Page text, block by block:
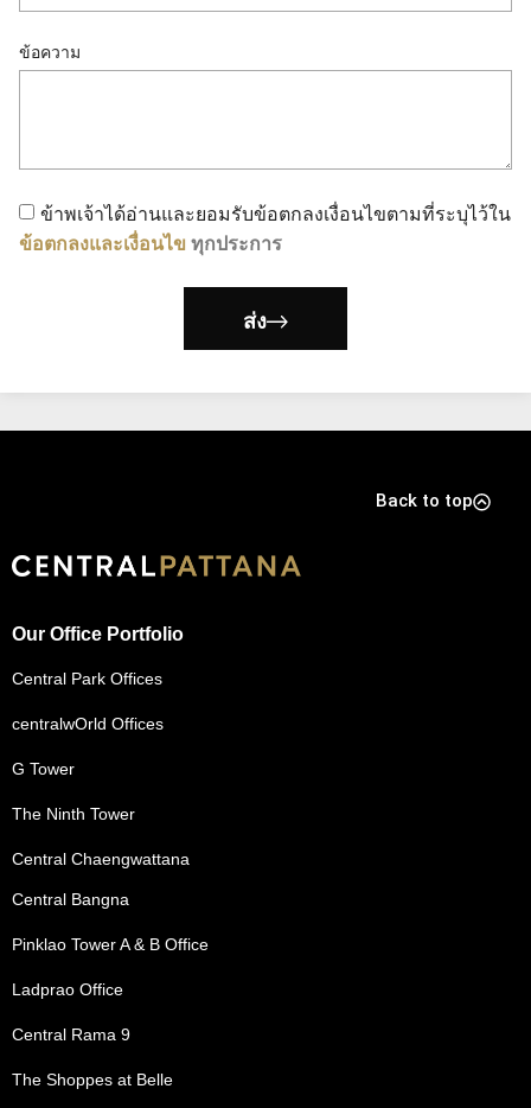
ข้อความ
ข้าพเจ้าได้อ่านและยอมรับข้อตกลงเงื่อนไขตามที่ระบุไว้ใน
ข้อตกลงและเงื่อนไข ทุกประการ
ส่ง
Back to top
Our Office Portfolio
Central Park Offices
centralwOrld Offices
G Tower
The Ninth Tower
Central Chaengwattana
Central Bangna
Pinklao Tower A & B Office
Ladprao Office
Central Rama 9
The Shoppes at Belle